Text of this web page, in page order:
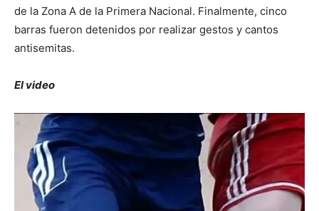
de la Zona A de la Primera Nacional. Finalmente, cinco
barras fueron detenidos por realizar gestos y cantos
antisemitas.
El video